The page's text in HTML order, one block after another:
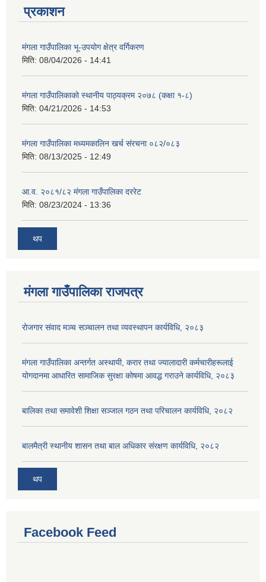
प्रकाशन
मंगला गाउँपालिका भू-उपयोग क्षेत्र वर्गिकरण
मिति: 08/04/2026 - 14:41
मंगला गाउँपालिकाको स्थानीय पाठ्यक्रम २०७८ (कक्षा १-८)
मिति: 04/21/2026 - 14:53
मंगला गाउँपालिका मध्यमकालिन खर्च संरचना ०८२/०८३
मिति: 08/13/2025 - 12:49
आ.व. २०८१/८२ मंगला गाउँपालिका दररेट
मिति: 08/23/2024 - 13:36
थप
मंगला गाउँपालिका राजपत्र
रोजगार संवाद मञ्च सञ्चालन तथा व्यवस्थापन कार्यविधि, २०८३
मंगला गाउँपालिका अन्तर्गत अस्थायी, करार तथा ज्यालादारी कर्मचारीहरूलाई
योगदानमा आधारित सामाजिक सुरक्षा कोषमा आवद्ध गराउने कार्यविधि, २०८३
बालिका तथा समावेशी शिक्षा सञ्जाल गठन तथा परिचालन कार्यविधि, २०८२
बालमैत्री स्थानीय शासन तथा बाल अधिकार संरक्षण कार्यविधि, २०८२
थप
Facebook Feed